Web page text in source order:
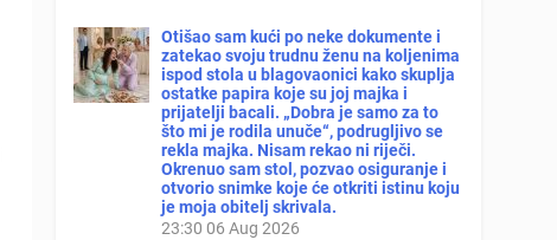
Otišao sam kući po neke dokumente i
zatekao svoju trudnu ženu na koljenima
ispod stola u blagovaonici kako skuplja
ostatke papira koje su joj majka i
prijatelji bacali. „Dobra je samo za to
što mi je rodila unuče“, podrugljivo se
rekla majka. Nisam rekao ni riječi.
Okrenuo sam stol, pozvao osiguranje i
otvorio snimke koje će otkriti istinu koju
je moja obitelj skrivala.
23:30 06 Aug 2026